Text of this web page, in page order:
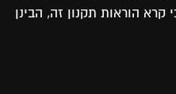
קרא הוראות תקנון זה, הבינן